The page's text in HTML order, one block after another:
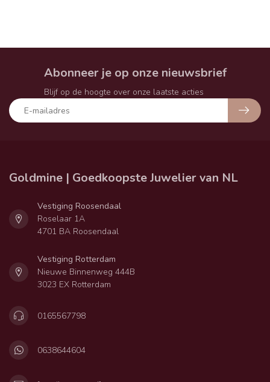
Abonneer je op onze nieuwsbrief
Blijf op de hoogte over onze laatste acties
Goldmine | Goedkoopste Juwelier van NL
Vestiging Roosendaal
Roselaar 1A
4701 BA Roosendaal
Vestiging Rotterdam
Nieuwe Binnenweg 444B
3023 EX Rotterdam
0165567798
0638644604